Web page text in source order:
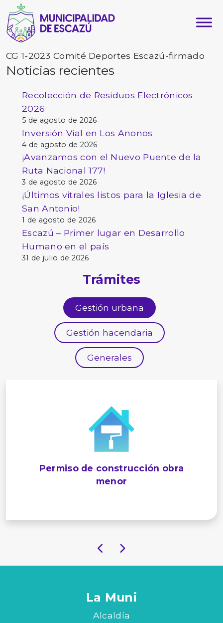
CG 1-2023 Comité Deportes Escazú-firmado
Noticias recientes
Recolección de Residuos Electrónicos
2026
5 de agosto de 2026
Inversión Vial en Los Anonos
4 de agosto de 2026
¡Avanzamos con el Nuevo Puente de la
Ruta Nacional 177!
3 de agosto de 2026
¡Últimos vitrales listos para la Iglesia de
San Antonio!
1 de agosto de 2026
Escazú – Primer lugar en Desarrollo
Humano en el país
31 de julio de 2026
Trámites
Gestión urbana
Gestión hacendaria
Generales
Permiso de construcción obra
menor
La Muni
Alcaldía